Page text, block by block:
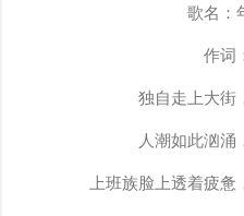
歌名：
作词
独自走上大街
人潮如此汹涌
上班族脸上透着疲惫